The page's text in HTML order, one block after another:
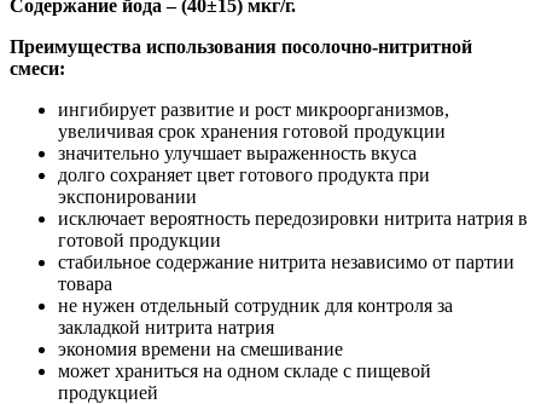
Содержание йода – (40±15) мкг/г.
Преимущества использования посолочно-нитритной
смеси:
ингибирует развитие и рост микроорганизмов,
увеличивая срок хранения готовой продукции
значительно улучшает выраженность вкуса
долго сохраняет цвет готового продукта при
экспонировании
исключает вероятность передозировки нитрита натрия в
готовой продукции
стабильное содержание нитрита независимо от партии
товара
не нужен отдельный сотрудник для контроля за
закладкой нитрита натрия
экономия времени на смешивание
может храниться на одном складе с пищевой
продукцией